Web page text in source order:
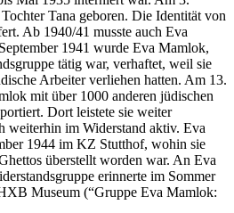
Tana geboren. Die Identität von
Ab 1940/41 musste auch Eva
1941 wurde Eva Mamlok,
tätig war, verhaftet, weil sie
Arbeiter verliehen hatten. Am 13.
mit über 1000 anderen jüdischen
Dort leistete sie weiter
weiterhin im Widerstand aktiv. Eva
1944 im KZ Stutthof, wohin sie
überstellt worden war. An Eva
erinnerte im Sommer
Museum (“Gruppe Eva Mamlok: